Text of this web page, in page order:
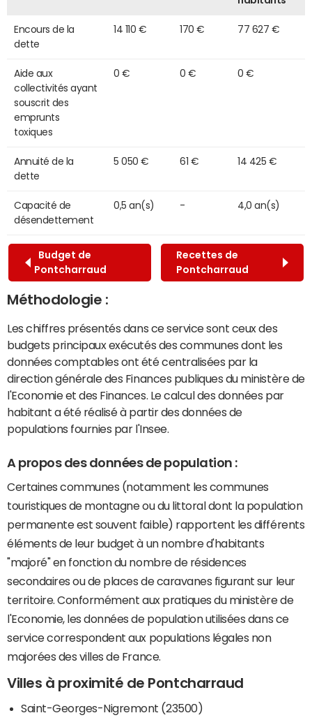
Encours de la
dette
14 110 € 170 € 77 627 €
Aide aux
collectivités ayant
souscrit des
emprunts
toxiques
0 € 0 € 0 €
Annuité de la
dette
5 050 € 61 € 14 425 €
Capacité de
désendettement
0,5 an(s) - 4,0 an(s)
Budget de
Pontcharraud
Recettes de
Pontcharraud
Méthodologie :
Les chiffres présentés dans ce service sont ceux des
budgets principaux exécutés des communes dont les
données comptables ont été centralisées par la
direction générale des Finances publiques du ministère de
l'Economie et des Finances. Le calcul des données par
habitant a été réalisé à partir des données de
populations fournies par l'Insee.
A propos des données de population :
Certaines communes (notamment les communes
touristiques de montagne ou du littoral dont la population
permanente est souvent faible) rapportent les différents
éléments de leur budget à un nombre d'habitants
"majoré" en fonction du nombre de résidences
secondaires ou de places de caravanes figurant sur leur
territoire. Conformément aux pratiques du ministère de
l'Economie, les données de population utilisées dans ce
service correspondent aux populations légales non
majorées des villes de France.
Villes à proximité de Pontcharraud
Saint-Georges-Nigremont (23500)